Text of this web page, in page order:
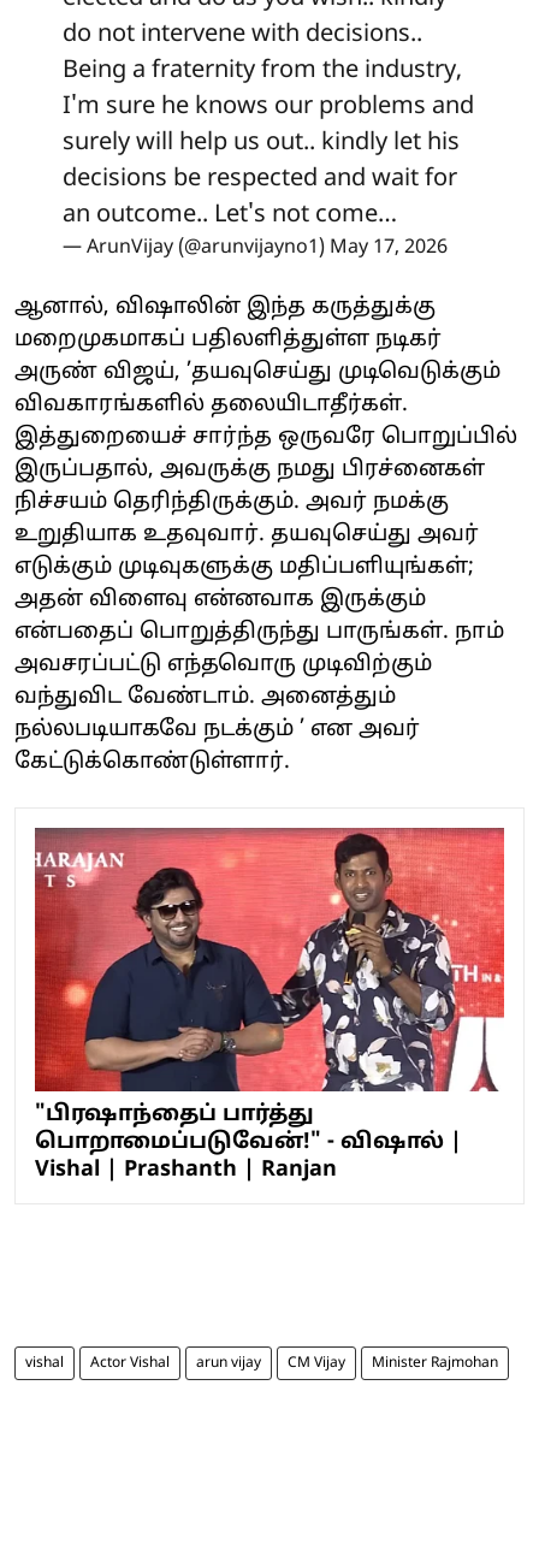
do not intervene with decisions..
Being a fraternity from the industry,
I'm sure he knows our problems and
surely will help us out.. kindly let his
decisions be respected and wait for
an outcome.. Let's not come…
— ArunVijay (@arunvijayno1) May 17, 2026
ஆனால், விஷாலின் இந்த கருத்துக்கு
மறைமுகமாகப் பதிலளித்துள்ள நடிகர்
அருண் விஜய், ’தயவுசெய்து முடிவெடுக்கும்
விவகாரங்களில் தலையிடாதீர்கள்.
இத்துறையைச் சார்ந்த ஒருவரே பொறுப்பில்
இருப்பதால், அவருக்கு நமது பிரச்னைகள்
நிச்சயம் தெரிந்திருக்கும். அவர் நமக்கு
உறுதியாக உதவுவார். தயவுசெய்து அவர்
எடுக்கும் முடிவுகளுக்கு மதிப்பளியுங்கள்;
அதன் விளைவு என்னவாக இருக்கும்
என்பதைப் பொறுத்திருந்து பாருங்கள். நாம்
அவசரப்பட்டு எந்தவொரு முடிவிற்கும்
வந்துவிட வேண்டாம். அனைத்தும்
நல்லபடியாகவே நடக்கும் ’ என அவர்
கேட்டுக்கொண்டுள்ளார்.
"பிரஷாந்தைப் பார்த்து
பொறாமைப்படுவேன்!" - விஷால் |
Vishal | Prashanth | Ranjan
vishal Actor Vishal arun vijay CM Vijay Minister Rajmohan